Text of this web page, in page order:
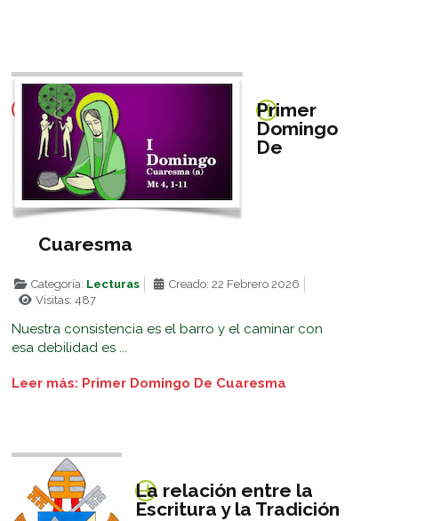
Primer
Domingo
De
Cuaresma
Categoría: Lecturas
Creado: 22 Febrero 2026
Visitas: 487
Nuestra consistencia es el barro y el caminar con
esa debilidad es ...
Leer más: Primer Domingo De Cuaresma
La relación entre la
Escritura y la Tradición